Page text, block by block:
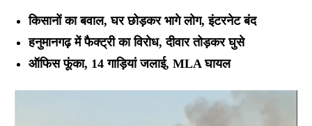
किसानों का बवाल, घर छोड़कर भागे लोग, इंटरनेट बंद
हनुमानगढ़ में फैक्ट्री का विरोध, दीवार तोड़कर घुसे
ऑफिस फूंका, 14 गाड़ियां जलाई, MLA घायल